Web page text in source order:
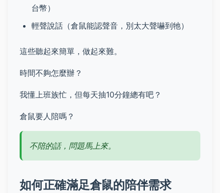
台幣）
輕聲說話（倉鼠能認聲音，別太大聲嚇到牠）
這些聽起來簡單，做起來難。
時間不夠怎麼辦？
我懂上班族忙，但每天抽10分鐘總有吧？
倉鼠要人陪嗎？
不陪的話，問題馬上來。
如何正確滿足倉鼠的陪伴需求